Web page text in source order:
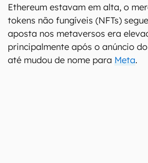
Ethereum estavam em alta, o
tokens não fungíveis (NFTs)
aposta nos metaversos era
principalmente após o anúncio
até mudou de nome para Meta.